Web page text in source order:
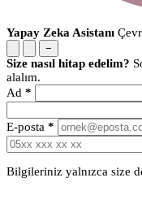
Yapay Zeka Asistanı
−
Size nasıl hitap edelim?
alalım.
Ad *
E-posta *
Bilgileriniz yalnızca size